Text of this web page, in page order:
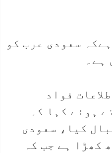
سعودی عرب کو
ہے۔
فواد
ہوئے کہا کہ
کیا، سعودی
کھڑا ہے جب کہ